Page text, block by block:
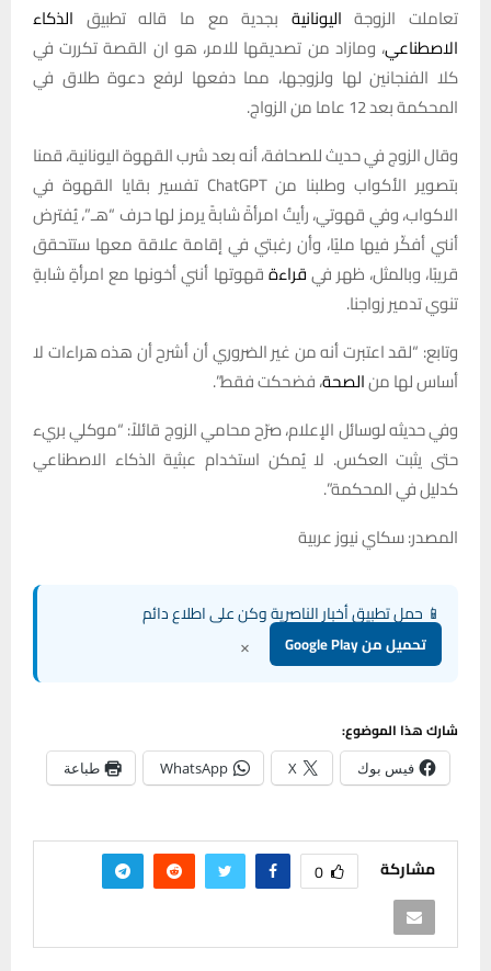
تعاملت الزوجة اليونانية بجدية مع ما قاله تطبيق الذكاء
الاصطناعي، ومازاد من تصديقها للامر، هو ان القصة تكررت في
كلا الفنجانين لها ولزوجها، مما دفعها لرفع دعوة طلاق في
المحكمة بعد 12 عاما من الزواج.
وقال الزوج في حديث للصحافة، أنه بعد شرب القهوة اليونانية، قمنا
بتصوير الأكواب وطلبنا من ChatGPT تفسير بقايا القهوة في
الاكواب، وفي قهوتي، رأيتُ امرأةً شابةً يرمز لها حرف “هـ”، يُفترض
أنني أفكّر فيها مليًا، وأن رغبتي في إقامة علاقة معها ستتحقق
قريبًا، وبالمثل، ظهر فيقراءةقهوتها أنني أخونها مع امرأةٍ شابةٍ
تنوي تدمير زواجنا.
وتابع: “لقد اعتبرت أنه من غير الضروري أن أشرح أن هذه هراءات لا
أساس لها منالصحة، فضحكت فقط”.
وفي حديثه لوسائل الإعلام، صرّح محامي الزوج قائلاً: “موكلي بريء
حتى يثبت العكس. لا يُمكن استخدام عبثية الذكاء الاصطناعي
كدليل في المحكمة”.
المصدر: سكاي نيوز عربية
📱 حمل تطبيق أخبار الناصرية وكن على اطلاع دائم
تحميل من Google Play ×
شارك هذا الموضوع:
فيس بوك X
WhatsApp طباعة
مشاركة 0